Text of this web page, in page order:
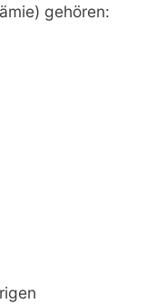
gehören: